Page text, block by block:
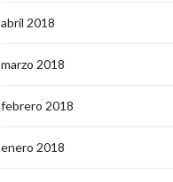
abril 2018
marzo 2018
febrero 2018
enero 2018